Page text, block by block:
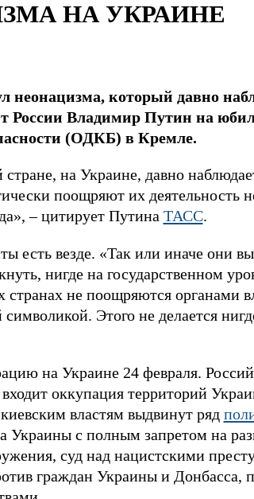
НА УКРАИНЕ
неонацизма, который давно
России Владимир Путин на
(ОДКБ) в Кремле.
на Украине, давно
поощряют их деятельность
– цитирует Путина ТАСС.
есть везде. «Так или иначе они
нигде на государственном
не поощряются органами
Этого не делается
на Украине 24 февраля.
оккупация территорий
властям выдвинут ряд
Украины с полным запретом на
суд над нацистскими
граждан Украины и